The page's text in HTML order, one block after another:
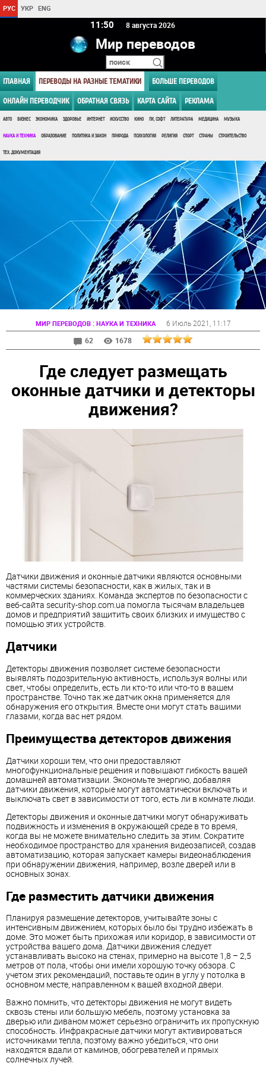
РУС УКР ENG
11 50 8 августа 2026
Мир переводов
ГЛАВНАЯ ПЕРЕВОДЫ НА РАЗНЫЕ ТЕМАТИКИ БОЛЬШЕ ПЕРЕВОДОВ
ОНЛАЙН ПЕРЕВОДЧИК ОБРАТНАЯ СВЯЗЬ КАРТА САЙТА РЕКЛАМА
АВТО БИЗНЕС ЭКОНОМИКА ЗДОРОВЬЕ ИНТЕРНЕТ ИСКУССТВО КИНО ПК, СОФТ ЛИТЕРАТУРА МЕДИЦИНА МУЗЫКА
НАУКА И ТЕХНИКА ОБРАЗОВАНИЕ ПОЛИТИКА И ЗАКОН ПРИРОДА ПСИХОЛОГИЯ РЕЛИГИЯ СПОРТ СТРАНЫ СТРОИТЕЛЬСТВО
ТЕХ. ДОКУМЕНТАЦИЯ
МИР ПЕРЕВОДОВ: НАУКА И ТЕХНИКА 6 Июль 2021 , 11:17
62
1678
Где следует размещать
оконные датчики и детекторы
движения?
Датчики движения и оконные датчики являются основными
частями системы безопасности, как в жилых, так и в
коммерческих зданиях. Команда экспертов по безопасности с
веб-сайта security-shop.com.ua помогла тысячам владельцев
домов и предприятий защитить своих близких и имущество с
помощью этих устройств.
Датчики
Детекторы движения позволяет системе безопасности
выявлять подозрительную активность, используя волны или
свет, чтобы определить, есть ли кто-то или что-то в вашем
пространстве. Точно так же датчик окна применяется для
обнаружения его открытия. Вместе они могут стать вашими
глазами, когда вас нет рядом.
Преимущества детекторов движения
Датчики хороши тем, что они предоставляют
многофункциональные решения и повышают гибкость вашей
домашней автоматизации. Экономьте энергию, добавляя
датчики движения, которые могут автоматически включать и
выключать свет в зависимости от того, есть ли в комнате люди.
Детекторы движения и оконные датчики могут обнаруживать
подвижность и изменения в окружающей среде в то время,
когда вы не можете внимательно следить за этим. Сократите
необходимое пространство для хранения видеозаписей, создав
автоматизацию, которая запускает камеры видеонаблюдения
при обнаружении движения, например, возле дверей или в
основных зонах.
Где разместить датчики движения
Планируя размещение детекторов, учитывайте зоны с
интенсивным движением, которых было бы трудно избежать в
доме. Это может быть прихожая или коридор, в зависимости от
устройства вашего дома. Датчики движения следует
устанавливать высоко на стенах, примерно на высоте 1,8 – 2,5
метров от пола, чтобы они имели хорошую точку обзора. С
учетом этих рекомендаций, поставьте один в углу у потолка в
основном месте, направленном к вашей входной двери.
Важно помнить, что детекторы движения не могут видеть
сквозь стены или большую мебель, поэтому установка за
дверью или диваном может серьезно ограничить их пропускную
способность. Инфракрасные датчики могут активироваться
источниками тепла, поэтому важно убедиться, что они
находятся вдали от каминов, обогревателей и прямых
солнечных лучей.